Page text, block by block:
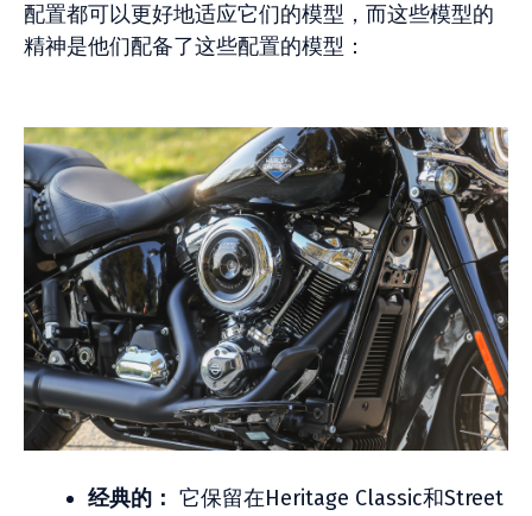
配置都可以更好地适应它们的模型，而这些模型的
精神是他们配备了这些配置的模型：
经典的： 它保留在Heritage Classic和Street